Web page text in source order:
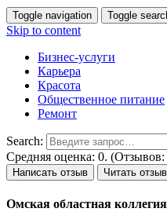
Toggle navigation Toggle
Skip to content
Бизнес-услуги
Карьера
Красота
Общественное питание
Ремонт
Search:
Средняя оценка: 0. (Отзывов:
Написать отзыв Читать
Омская областная